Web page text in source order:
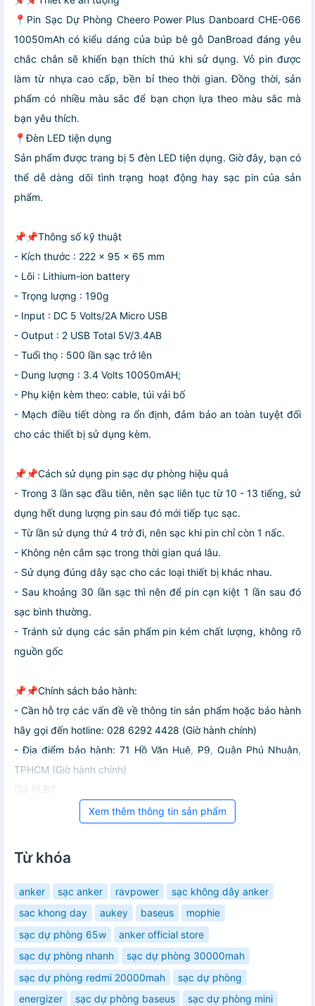
📍Pin Sạc Dự Phòng Cheero Power Plus Danboard CHE-066
10050mAh có kiểu dáng của búp bê gỗ DanBroad đáng yêu
chắc chắn sẽ khiến bạn thích thú khi sử dụng. Vỏ pin được
làm từ nhựa cao cấp, bền bỉ theo thời gian. Đồng thời, sản
phẩm có nhiều màu sắc để bạn chọn lựa theo màu sắc mà
bạn yêu thích.
📍Đèn LED tiện dụng
Sản phẩm được trang bị 5 đèn LED tiện dụng. Giờ đây, bạn có
thể dễ dàng dõi tình trạng hoạt động hay sạc pin của sản
phẩm.
📌📌Thông số kỹ thuật
- Kích thước : 222 × 95 × 65 mm
- Lõi : Lithium-ion battery
- Trọng lượng : 190g
- Input : DC 5 Volts/2A Micro USB
- Output : 2 USB Total 5V/3.4AB
- Tuổi thọ : 500 lần sạc trở lên
- Dung lượng : 3.4 Volts 10050mAH;
- Phụ kiện kèm theo: cable, túi vải bố
- Mạch điều tiết dòng ra ổn định, đảm bảo an toàn tuyệt đối
cho các thiết bị sử dụng kèm.
📌📌Cách sử dụng pin sạc dự phòng hiệu quả
- Trong 3 lần sạc đầu tiên, nên sạc liên tục từ 10 - 13 tiếng, sử
dụng hết dung lượng pin sau đó mới tiếp tục sạc.
- Từ lần sử dụng thứ 4 trở đi, nên sạc khi pin chỉ còn 1 nấc.
- Không nên cắm sạc trong thời gian quá lâu.
- Sử dụng đúng dây sạc cho các loại thiết bị khác nhau.
- Sau khoảng 30 lần sạc thì nên để pin cạn kiệt 1 lần sau đó
sạc bình thường.
- Tránh sử dụng các sản phẩm pin kém chất lượng, không rõ
nguồn gốc
📌📌Chính sách bảo hành:
- Cần hỗ trợ các vấn đề về thông tin sản phẩm hoặc bảo hành
hãy gọi đến hotline: 028 6292 4428 (Giờ hành chính)
- Địa điểm bảo hành: 71 Hồ Văn Huê, P9, Quận Phú Nhuận,
TPHCM (Giờ hành chính)
Giá PLBT
Xem thêm thông tin sản phẩm
Từ khóa
anker sạc anker ravpower
sạc không dây anker
sac khong day
aukey baseus
mophie
sạc dự phòng 65w
anker official store
sạc dự phòng nhanh
sạc dự phòng 30000mah
sạc dự phòng redmi 20000mah
sạc dự phòng
energizer
sạc dự phòng baseus
sạc dự phòng mini